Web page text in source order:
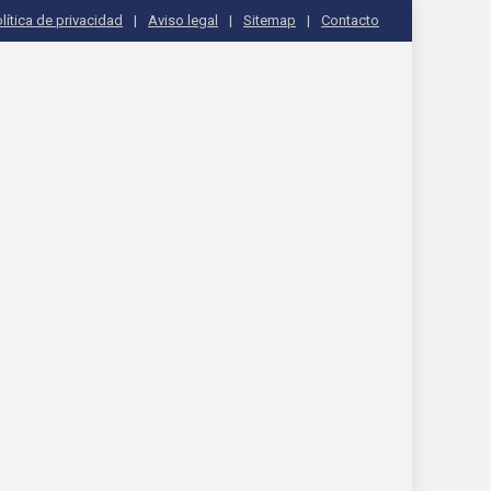
de privacidad Aviso legal Sitemap Contacto